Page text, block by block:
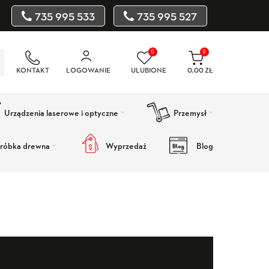
735 995 533 735 995 527
KONTAKT LOGOWANIE
0
ULUBIONE
0
0,00ZŁ
Urządzenia laserowe i optyczne Przemysł
drewna Wyprzedaż Blog